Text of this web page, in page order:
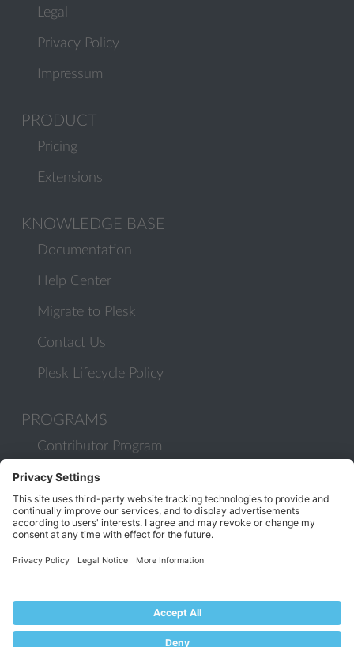
Legal
Privacy Policy
Impressum
PRODUCT
Pricing
Extensions
KNOWLEDGE BASE
Documentation
Help Center
Migrate to Plesk
Contact Us
Plesk Lifecycle Policy
PROGRAMS
Contributor Program
Partner Program
COMMUNITY